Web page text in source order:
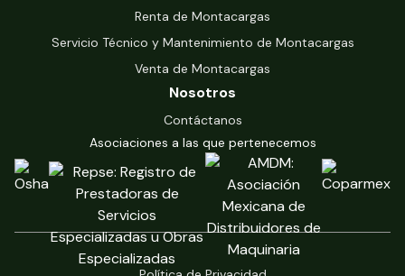
Renta de Montacargas
Servicio Técnico y Mantenimiento de Montacargas
Venta de Montacargas
Nosotros
Contáctanos
Asociaciones a las que pertenecemos